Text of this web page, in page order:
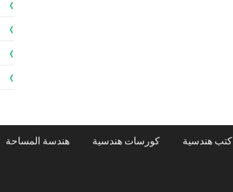
كتب هندسية كورسات هندسية هندسة المساحة